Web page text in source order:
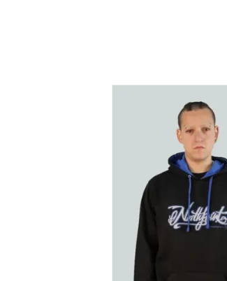
garantizan que cada
workwear)
Tejidos
Producción Local: